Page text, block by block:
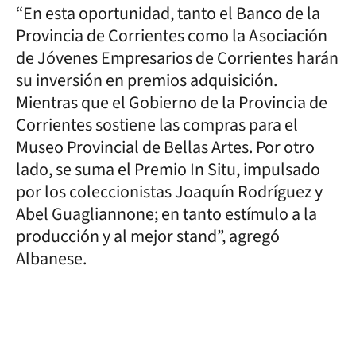
“En esta oportunidad, tanto el Banco de la
Provincia de Corrientes como la Asociación
de Jóvenes Empresarios de Corrientes harán
su inversión en premios adquisición.
Mientras que el Gobierno de la Provincia de
Corrientes sostiene las compras para el
Museo Provincial de Bellas Artes. Por otro
lado, se suma el Premio In Situ, impulsado
por los coleccionistas Joaquín Rodríguez y
Abel Guagliannone; en tanto estímulo a la
producción y al mejor stand”, agregó
Albanese.